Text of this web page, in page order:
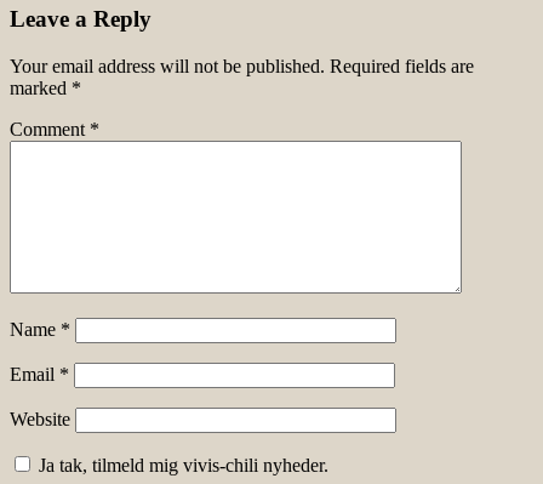
Leave a Reply
Your email address will not be published. Required fields are
marked *
Comment *
Name *
Email *
Website
Ja tak, tilmeld mig vivis-chili nyheder.